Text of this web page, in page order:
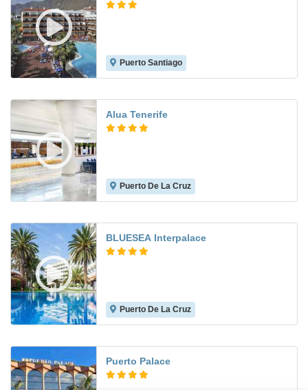
Puerto Santiago
Alua Tenerife
Puerto De La Cruz
BLUESEA Interpalace
Puerto De La Cruz
Puerto Palace